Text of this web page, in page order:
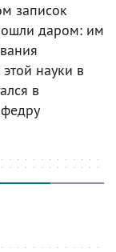
записок
даром: им
науки в
в